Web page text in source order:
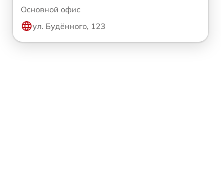
Основной офис
ул. Будённого, 123